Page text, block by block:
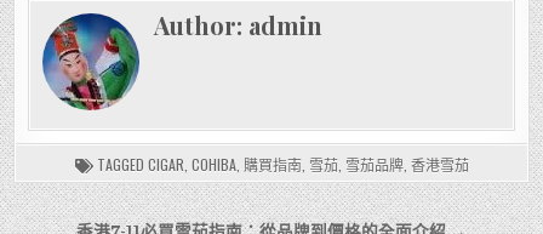
Author: admin
TAGGED CIGAR COHIBA, 購買指南, 雪茄, 雪茄品牌, 香港雪茄